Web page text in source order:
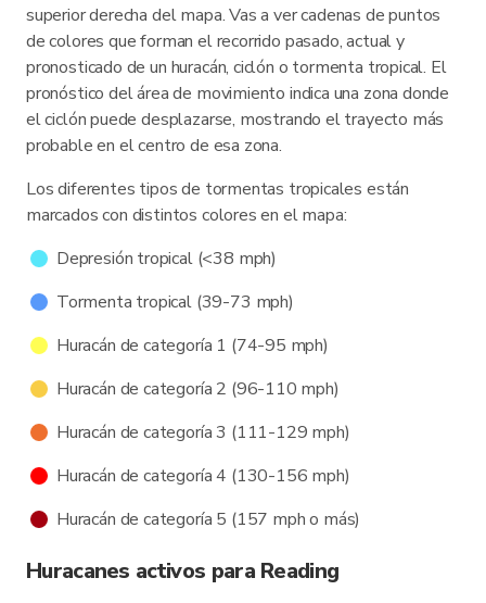
superior derecha del mapa. Vas a ver cadenas de puntos
de colores que forman el recorrido pasado, actual y
pronosticado de un huracán, ciclón o tormenta tropical. El
pronóstico del área de movimiento indica una zona donde
el ciclón puede desplazarse, mostrando el trayecto más
probable en el centro de esa zona.
Los diferentes tipos de tormentas tropicales están
marcados con distintos colores en el mapa:
Depresión tropical (<38 mph)
Tormenta tropical (39-73 mph)
Huracán de categoría 1 (74-95 mph)
Huracán de categoría 2 (96-110 mph)
Huracán de categoría 3 (111-129 mph)
Huracán de categoría 4 (130-156 mph)
Huracán de categoría 5 (157 mph o más)
Huracanes activos para Reading